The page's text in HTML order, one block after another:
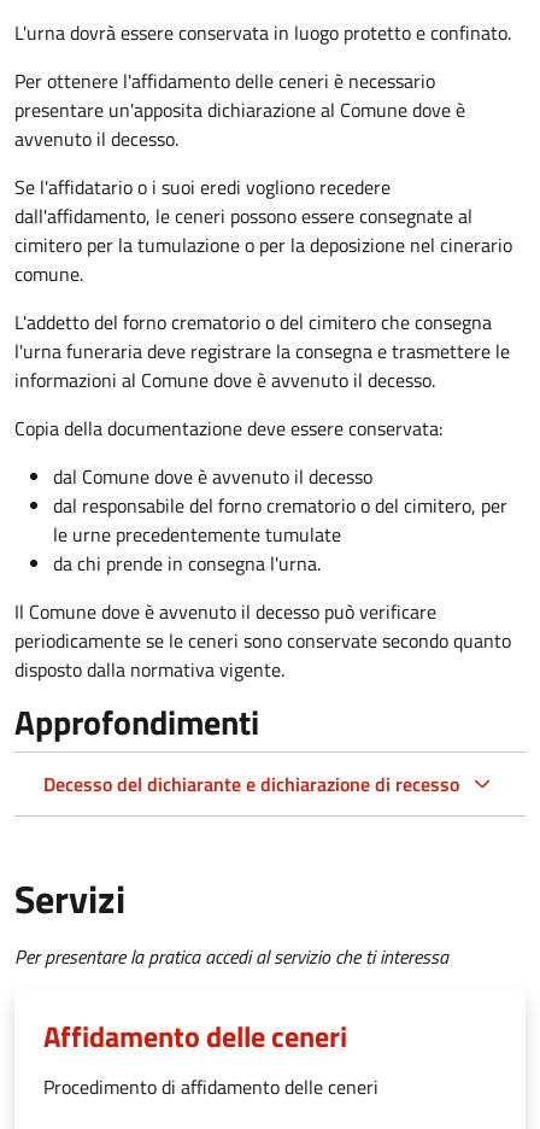
L'urna dovrà essere conservata in luogo protetto e confinato.
Per ottenere l'affidamento delle ceneri è necessario
presentare un'apposita dichiarazione al Comune dove è
avvenuto il decesso.
Se l'affidatario o i suoi eredi vogliono recedere
dall'affidamento, le ceneri possono essere consegnate al
cimitero per la tumulazione o per la deposizione nel cinerario
comune.
L'addetto del forno crematorio o del cimitero che consegna
l'urna funeraria deve registrare la consegna e trasmettere le
informazioni al Comune dove è avvenuto il decesso.
Copia della documentazione deve essere conservata:
dal Comune dove è avvenuto il decesso
dal responsabile del forno crematorio o del cimitero, per
le urne precedentemente tumulate
da chi prende in consegna l'urna.
Il Comune dove è avvenuto il decesso può verificare
periodicamente se le ceneri sono conservate secondo quanto
disposto dalla normativa vigente.
Approfondimenti
Decesso del dichiarante e dichiarazione di recesso
Servizi
Per presentare la pratica accedi al servizio che ti interessa
Affidamento delle ceneri
Procedimento di affidamento delle ceneri